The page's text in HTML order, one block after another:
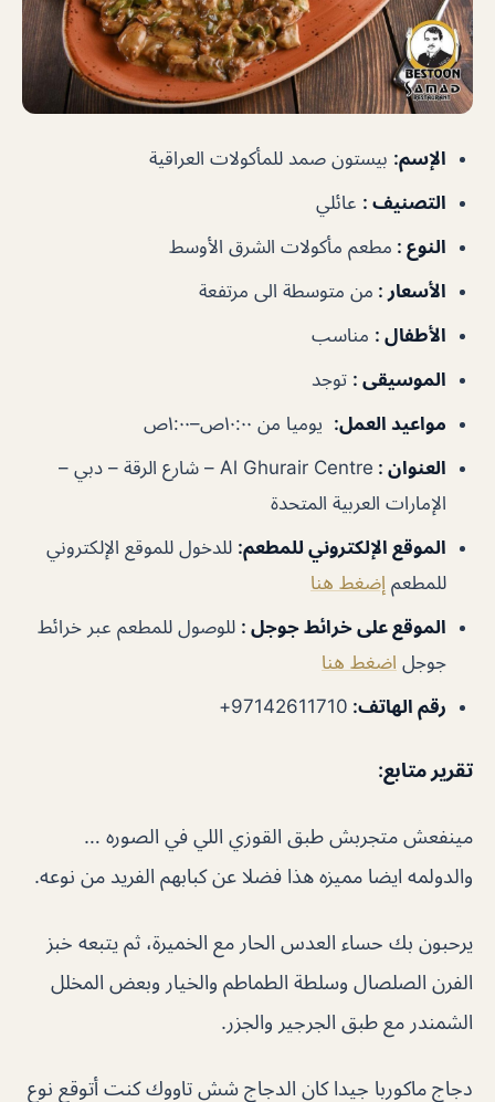
الإسم: بيستون صمد للمأكولات العراقية
التصنيف : عائلي
النوع : مطعم مأكولات الشرق الأوسط
الأسعار : من متوسطة الى مرتفعة
الأطفال : مناسب
الموسيقى : توجد
مواعيد العمل: يوميا من ١٠:٠٠ص–١:٠٠ص
العنوان :
Al Ghurair Centre – شارع الرقة – دبي –
الإمارات العربية المتحدة
الموقع الإلكتروني للمطعم: للدخول للموقع الإلكتروني
للمطعم إضغط هنا
الموقع على خرائط جوجل : للوصول للمطعم عبر خرائط
جوجل اضغط هنا
رقم الهاتف: 97142611710+
تقرير متابع:
مينفعش متجربش طبق القوزي اللي في الصوره …
والدولمه ايضا مميزه هذا فضلا عن كبابهم الفريد من نوعه.
يرحبون بك حساء العدس الحار مع الخميرة، ثم يتبعه خبز
الفرن الصلصال وسلطة الطماطم والخيار وبعض المخلل
الشمندر مع طبق الجرجير والجزر.
دجاج ماكوربا جيدا كان الدجاج شش تاووك كنت أتوقع نوع